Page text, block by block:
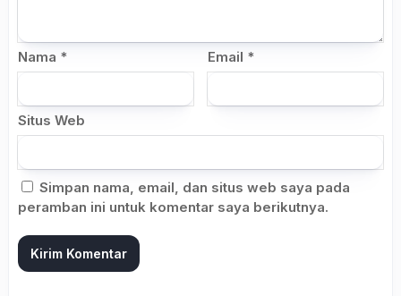
Nama * Email *
Situs Web
Simpan nama, email, dan situs web saya pada
peramban ini untuk komentar saya berikutnya.